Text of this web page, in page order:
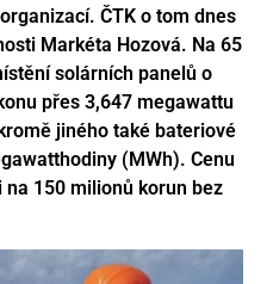
ČTK o tom dnes
Markéta Hozová. Na 65
solárních panelů o
přes 3,647 megawattu
jiného také bateriové
(MWh). Cenu
150 milionů korun bez